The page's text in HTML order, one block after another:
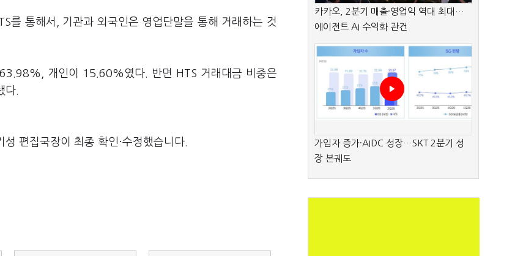
를 통해서, 기관과 외국인은 영업단말을 통해 거래하는 것
개인이 15.60%였다. 반면 HTS 거래대금 비중은
.
편집국장이 최종 확인·수정했습니다.
카카오, 2분기 매출·영업익 역대 최대…
에이전트 AI 수익화 관건
가입자 증가·AIDC 성장…SKT 2분기 성
장 본궤도